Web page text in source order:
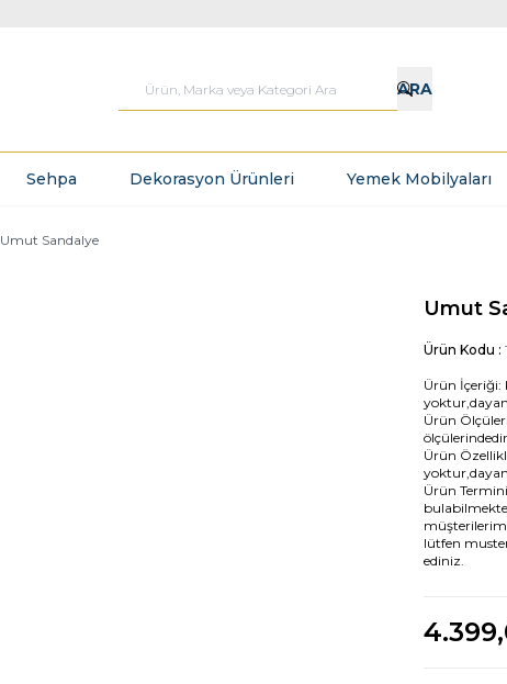
ARA
Sehpa Dekorasyon Ürünleri Yemek Mobilyaları
Umut Sandalye
Umut
Ürün Kodu :
Ürün İçeriği:
Ürün
ölçülerindedir.
Ürün
Ürün
lütfen
ediniz.